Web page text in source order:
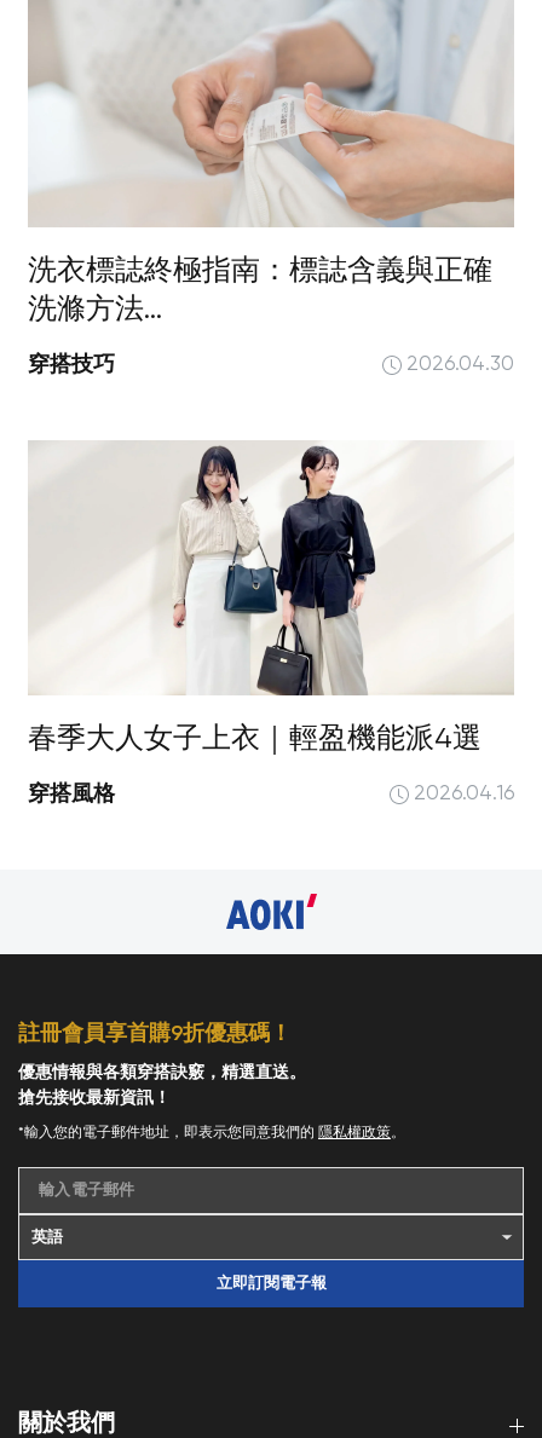
洗衣標誌終極指南：標誌含義與正確
洗滌方法...
穿搭技巧 2026.04.30
春季大人女子上衣｜輕盈機能派4選
穿搭風格 2026.04.16
關於我們
註冊會員享首購9折優惠碼！
優惠情報與各類穿搭訣竅，精選直送。
搶先接收最新資訊！
*輸入您的電子郵件地址，即表示您同意我們的 隱私權政策。
輸入電子郵件
立即訂閱電子報